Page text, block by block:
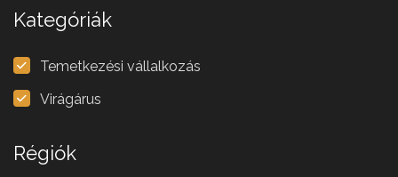
Kategóriák
Temetkezési vállalkozás
Virágárus
Régiók